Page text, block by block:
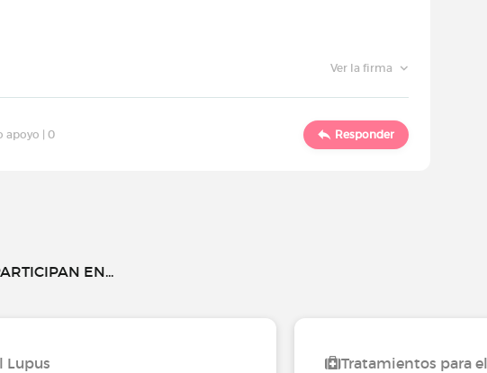
Ver la firma
apoyo |0 Responder
EN...
Lupus Tratamientos para